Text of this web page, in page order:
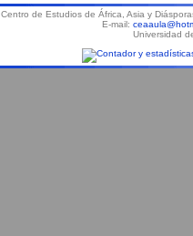
Centro de Estudios de África, Asia y
E-mail:
Universidad